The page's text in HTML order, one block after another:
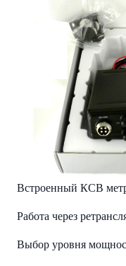
Автоматический
Регулируемый
Сигнал окончания
Мониторинг двух
Программируемые
Программирование с
Встроенный КСВ
Работа через
Выбор уровня